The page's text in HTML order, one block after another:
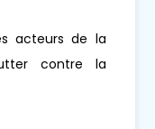
acteurs de la
contre la